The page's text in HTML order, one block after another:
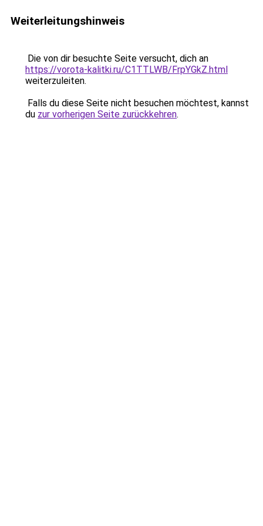
Weiterleitungshinweis
Die von dir besuchte Seite versucht, dich an
https://vorota-kalitki.ru/C1TTLWB/FrpYGkZ.html
weiterzuleiten.
Falls du diese Seite nicht besuchen möchtest, kannst
du zur vorherigen Seite zurückkehren.